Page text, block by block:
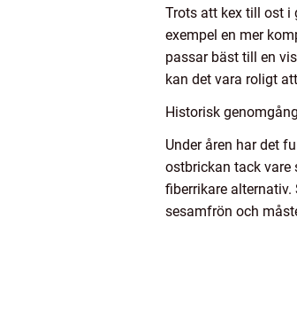
Trots att kex till ost i
exempel en mer
passar bäst till en
kan det vara roligt
Historisk
Under åren har det
ostbrickan tack vare
fiberrikare
sesamfrön och